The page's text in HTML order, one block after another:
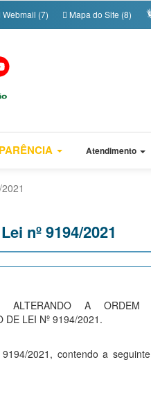
Webmail (7) Mapa do Site (8)
Atendimento
nº 9194/2021
A ORDEM
DE LEI Nº 9194/2021.
2021, contendo a seguinte